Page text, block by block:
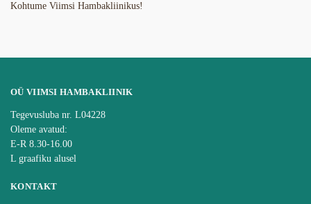
Kohtume Viimsi Hambakliinikus!
OÜ VIIMSI HAMBAKLIINIK
Tegevusluba nr. L04228
Oleme avatud:
E-R 8.30-16.00
L graafiku alusel
KONTAKT